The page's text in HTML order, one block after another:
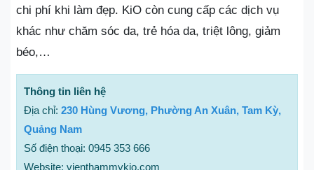
chi phí khi làm đẹp. KiO còn cung cấp các dịch vụ
khác như chăm sóc da, trẻ hóa da, triệt lông, giảm
béo,…
Thông tin liên hệ
Địa chỉ: 230 Hùng Vương, Phường An Xuân, Tam Kỳ,
Quảng Nam
Số điện thoại: 0945 353 666
Website: vienthammykio.com